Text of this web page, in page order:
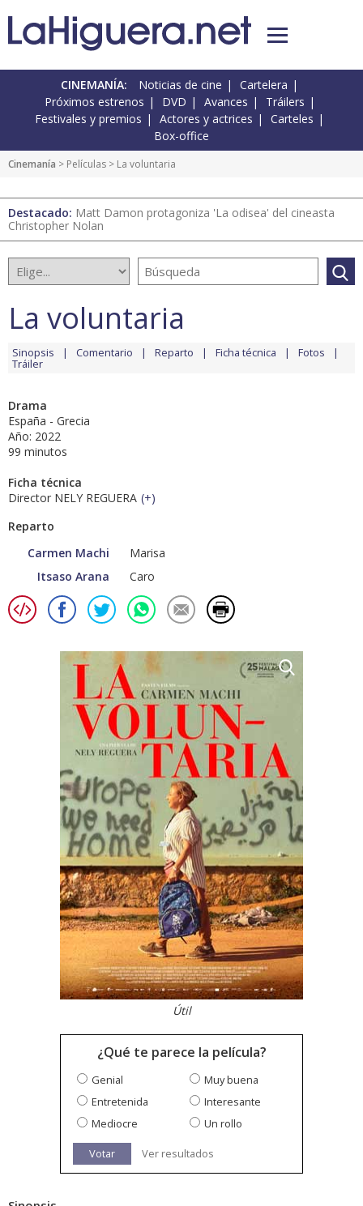
CINEMANÍA: Noticias de cine
Cartelera
Próximos estrenos
DVD Avances
Tráilers
Festivales y premios
Actores y actrices
Carteles
Box-office
Cinemanía > Películas > La voluntaria
Destacado: Matt Damon protagoniza 'La odisea' del cineasta
Christopher Nolan
La voluntaria
Sinopsis Comentario Reparto Ficha técnica Fotos
Tráiler
Drama
España - Grecia
Año: 2022
99 minutos
Ficha técnica
Director NELY REGUERA (+)
Reparto
Carmen Machi
Marisa
Itsaso Arana
Caro
Útil
¿Qué te parece la película?
Genial
Muy buena
Entretenida
Interesante
Mediocre
Un rollo
Votar Ver resultados